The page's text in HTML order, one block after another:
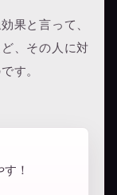
果と言って、
、その人に対
す。
！